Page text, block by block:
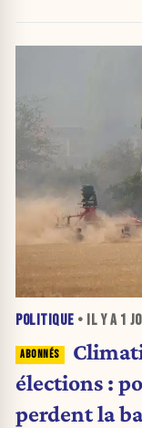
POLITIQUE • IL Y A 1
élections :
perdent la